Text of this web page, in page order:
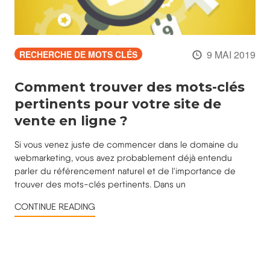
RECHERCHE DE MOTS CLÉS 9 MAI 2019
Comment trouver des mots-clés
pertinents pour votre site de
vente en ligne ?
Si vous venez juste de commencer dans le domaine du
webmarketing, vous avez probablement déjà entendu
parler du référencement naturel et de l'importance de
trouver des mots-clés pertinents. Dans un
CONTINUE READING